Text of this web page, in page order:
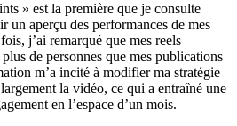
» est la première que je consulte
un aperçu des performances de mes
j’ai remarqué que mes reels
de personnes que mes publications
m’a incité à modifier ma stratégie
la vidéo, ce qui a entraîné une
en l’espace d’un mois.